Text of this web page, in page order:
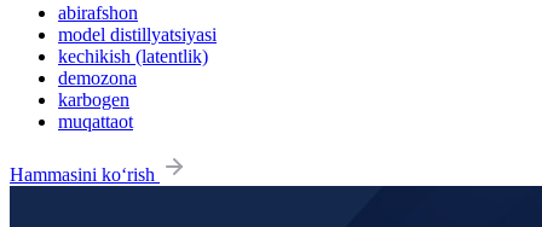
abirafshon
model distillyatsiyasi
kechikish (latentlik)
demozona
karbogen
muqattaot
Hammasini ko‘rish